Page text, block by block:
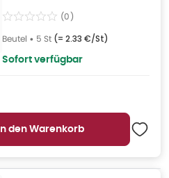
(0)
Beutel • 5 St (= 2.33 €/St)
Sofort verfügbar
In den Warenkorb